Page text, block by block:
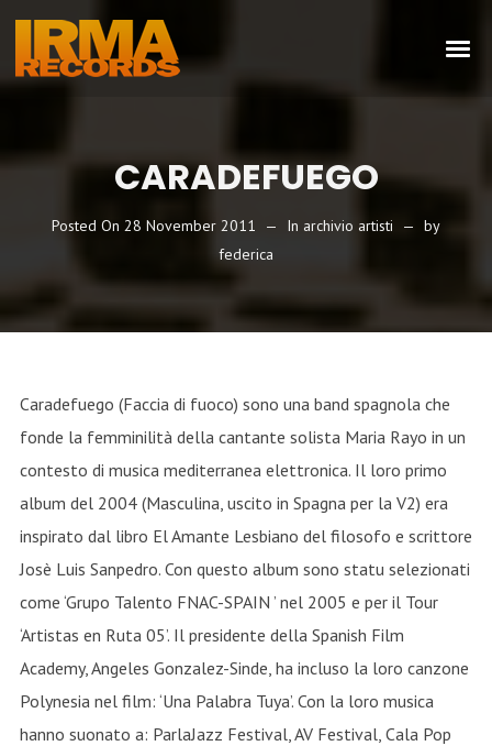
CARADEFUEGO
Posted On 28 November 2011 In archivio artisti
by
federica
Caradefuego (Faccia di fuoco) sono una band spagnola che
fonde la femminilità della cantante solista Maria Rayo in un
contesto di musica mediterranea elettronica. Il loro primo
album del 2004 (Masculina, uscito in Spagna per la V2) era
inspirato dal libro El Amante Lesbiano del filosofo e scrittore
Josè Luis Sanpedro. Con questo album sono statu selezionati
come ‘Grupo Talento FNAC-SPAIN ’ nel 2005 e per il Tour
‘Artistas en Ruta 05’. Il presidente della Spanish Film
Academy, Angeles Gonzalez-Sinde, ha incluso la loro canzone
Polynesia nel film: ‘Una Palabra Tuya’. Con la loro musica
hanno suonato a: ParlaJazz Festival, AV Festival, Cala Pop